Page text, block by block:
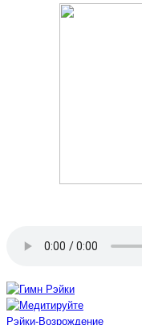
Рэйки-Возрождение